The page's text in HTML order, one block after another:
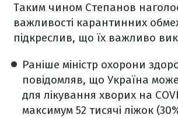
Таким чином Степанов
важливості карантинних
підкреслив, що їх важливо
Раніше міністр охорони
повідомляв, що Україна
для лікування хворих на
максимум 52 тисячі ліжок